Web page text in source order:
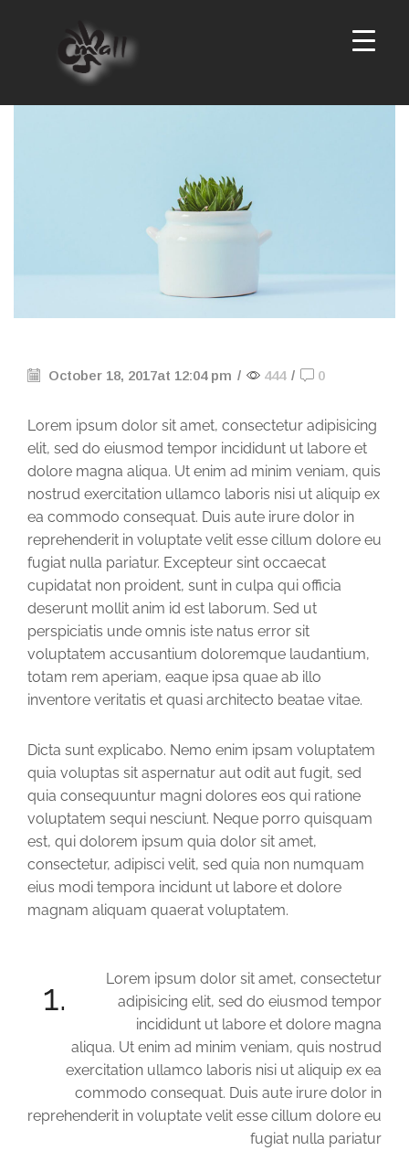
October 18, 2017at 12:04 pm / 444 / 0
Lorem ipsum dolor sit amet, consectetur adipisicing
elit, sed do eiusmod tempor incididunt ut labore et
dolore magna aliqua. Ut enim ad minim veniam, quis
nostrud exercitation ullamco laboris nisi ut aliquip ex
ea commodo consequat. Duis aute irure dolor in
reprehenderit in voluptate velit esse cillum dolore eu
fugiat nulla pariatur. Excepteur sint occaecat
cupidatat non proident, sunt in culpa qui officia
deserunt mollit anim id est laborum. Sed ut
perspiciatis unde omnis iste natus error sit
voluptatem accusantium doloremque laudantium,
totam rem aperiam, eaque ipsa quae ab illo
inventore veritatis et quasi architecto beatae vitae.
Dicta sunt explicabo. Nemo enim ipsam voluptatem
quia voluptas sit aspernatur aut odit aut fugit, sed
quia consequuntur magni dolores eos qui ratione
voluptatem sequi nesciunt. Neque porro quisquam
est, qui dolorem ipsum quia dolor sit amet,
consectetur, adipisci velit, sed quia non numquam
eius modi tempora incidunt ut labore et dolore
magnam aliquam quaerat voluptatem.
1.
Lorem ipsum dolor sit amet, consectetur
adipisicing elit, sed do eiusmod tempor
incididunt ut labore et dolore magna
aliqua. Ut enim ad minim veniam, quis nostrud
exercitation ullamco laboris nisi ut aliquip ex ea
commodo consequat. Duis aute irure dolor in
reprehenderit in voluptate velit esse cillum dolore eu
fugiat nulla pariatur